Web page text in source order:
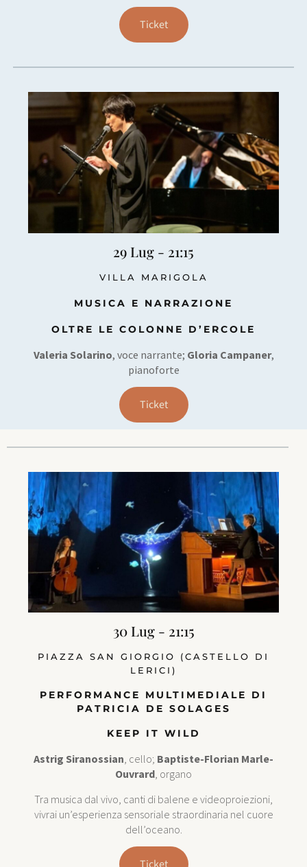
Ticket
29 Lug - 21:15
VILLA MARIGOLA
MUSICA E NARRAZIONE
OLTRE LE COLONNE D’ERCOLE
Valeria Solarino, voce narrante; Gloria Campaner,
pianoforte
Ticket
30 Lug - 21:15
PIAZZA SAN GIORGIO (CASTELLO DI
LERICI)
PERFORMANCE MULTIMEDIALE DI
PATRICIA DE SOLAGES
KEEP IT WILD
Astrig Siranossian, cello; Baptiste-Florian Marle-
Ouvrard, organo
Tra musica dal vivo, canti di balene e videoproiezioni,
vivrai un’esperienza sensoriale straordinaria nel cuore
dell’oceano.